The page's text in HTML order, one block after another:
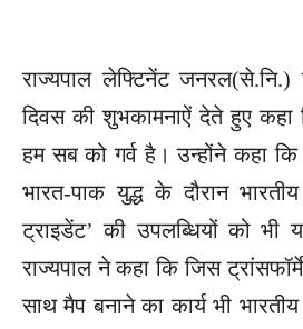
राज्यपाल लेफ्टिनेंट जनरल(से.नि.)
दिवस की शुभकामनाऐं देते हुए कहा
हम सब को गर्व है। उन्होंने कहा
भारत-पाक युद्ध के दौरान
ट्राइडेंट’ की उपलब्धियों को भी
राज्यपाल ने कहा कि जिस
साथ मैप बनाने का कार्य भी